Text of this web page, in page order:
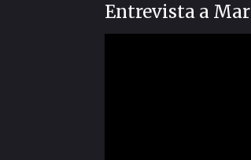
Entrevista a